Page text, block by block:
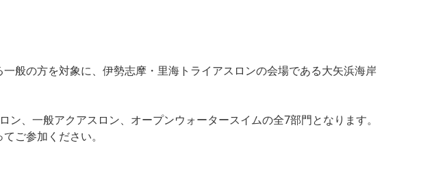
般の方を対象に、伊勢志摩・里海トライアスロンの会場である大矢浜海岸
、一般アクアスロン、オープンウォータースイムの全7部門となります。
ご参加ください。